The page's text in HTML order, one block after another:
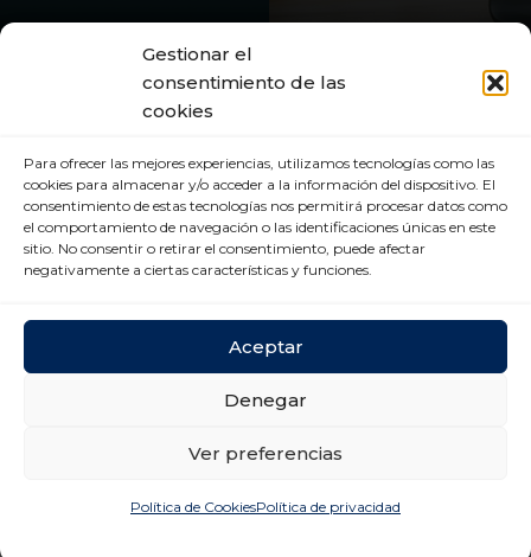
Gestionar el
consentimiento de las
cookies
Para ofrecer las mejores experiencias, utilizamos tecnologías como las
cookies para almacenar y/o acceder a la información del dispositivo. El
consentimiento de estas tecnologías nos permitirá procesar datos como
el comportamiento de navegación o las identificaciones únicas en este
sitio. No consentir o retirar el consentimiento, puede afectar
negativamente a ciertas características y funciones.
Aceptar
Denegar
Ver preferencias
Política de CookiesPolítica de privacidad
C/ Luxemburgo, 2, módulo 2, 2ª planta 28821
Coslada (Madrid)